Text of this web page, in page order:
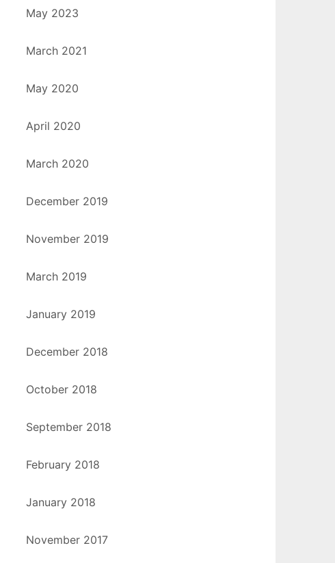
May 2023
March 2021
May 2020
April 2020
March 2020
December 2019
November 2019
March 2019
January 2019
December 2018
October 2018
September 2018
February 2018
January 2018
November 2017